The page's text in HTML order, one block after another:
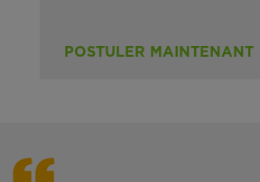
POSTULER MAINTENANT